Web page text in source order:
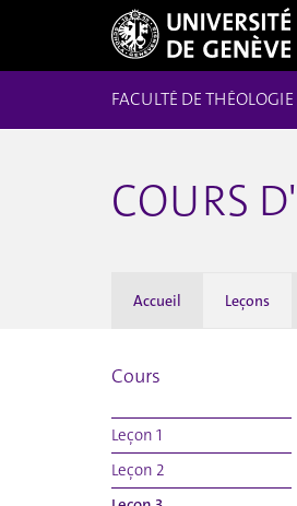
FACULTÉ DE THÉOLOGIE
COURS
Accueil Leçons
Cours
Leçon 1
Leçon 2